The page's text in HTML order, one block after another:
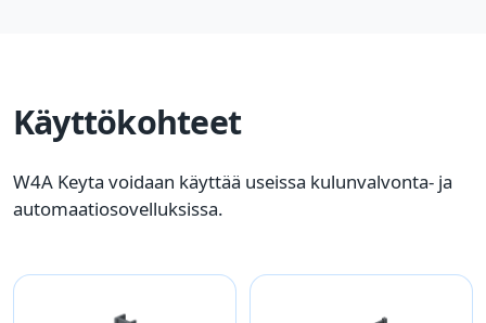
Käyttökohteet
W4A Keyta voidaan käyttää useissa kulunvalvonta- ja
automaatiosovelluksissa.